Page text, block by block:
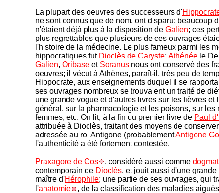
La plupart des oeuvres des successeurs d'
ne sont connus que de nom, ont disparu; beaucoup
n'étaient déjà plus à la disposition de Galien; ces
plus regrettables que plusieurs de ces ouvrages
l'histoire de la médecine. Le plus fameux parmi les
hippocratiques fut Dioclès de Caryste; Athénée le
Galien, Oribase et Soranus nous ont conservé des
oeuvres; il vécut à Athènes, paraît-il, très peu de
Hippocrate, aux enseignements duquel il se
ses ouvrages nombreux se trouvaient un traité de
une grande vogue et d'autres livres sur les fièvres et
général, sur la pharmacologie et les poisons, sur les
femmes, etc. On lit, à la fin du premier livre de Paul
attribuée à Dioclès, traitant des moyens de
adressée au roi Antigone (probablementAntigone
l'authenticité a été fortement contestée.
Praxagore de Cos , considéré aussi comme
contemporain de Dioclès, et jouit aussi d'une
maître d'Hérophile; une partie de ses ouvrages, qui
l'anatomie
, de la classification des maladies